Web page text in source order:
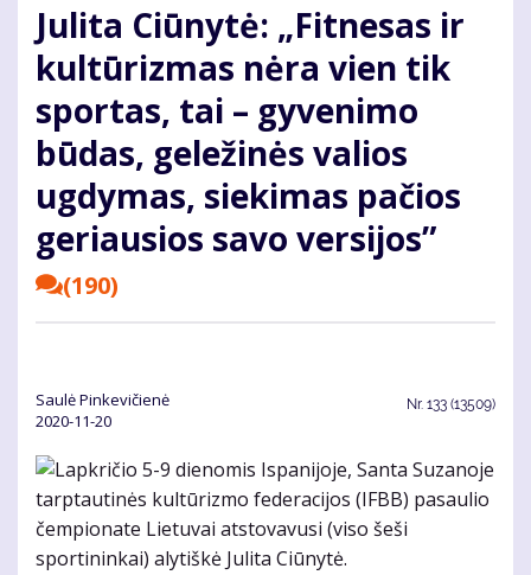
Julita Ciūnytė: „Fitnesas ir
kultūrizmas nėra vien tik
sportas, tai – gyvenimo
būdas, geležinės valios
ugdymas, siekimas pačios
geriausios savo versijos”
(190)
Saulė Pinkevičienė
2020-11-20
Nr. 133 (13509)